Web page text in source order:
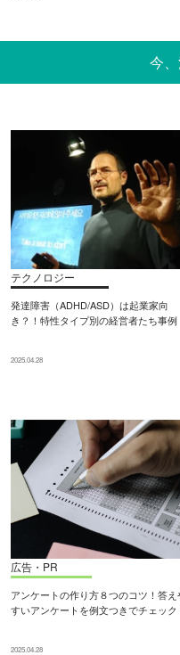
今
テクノロジー
発達障害（ADHD/ASD）は起業家向
き？！特性タイプ別の経営者たち事例
2025.04.28
広告・PR
アンケートの作り方８つのコツ！答え
すいアンケートを例文つきでチェック
2025.04.28